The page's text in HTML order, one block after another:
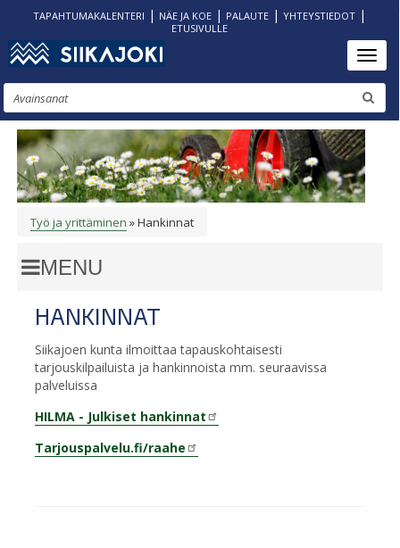
Hyppää
pääsisältöön
TAPAHTUMAKALENTERI | NÄE JA KOE| PALAUTE| YHTEYSTIEDOT|
ETUSIVULLE
Etsi
MURUPOLKU
Työ ja yrittäminen Hankinnat
HANKINNAT
Siikajoen kunta ilmoittaa tapauskohtaisesti
tarjouskilpailuista ja hankinnoista mm. seuraavissa
palveluissa
HILMA - Julkiset hankinnat
Tarjouspalvelu.fi/raahe